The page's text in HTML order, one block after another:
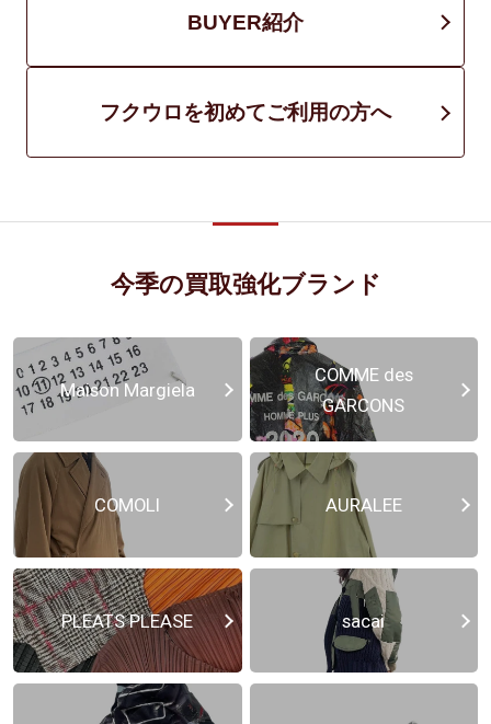
BUYER紹介
フクウロを初めてご利用の方へ
今季の買取強化ブランド
Maison Margiela
COMME des
GARCONS
COMOLI AURALEE
PLEATS PLEASE sacai